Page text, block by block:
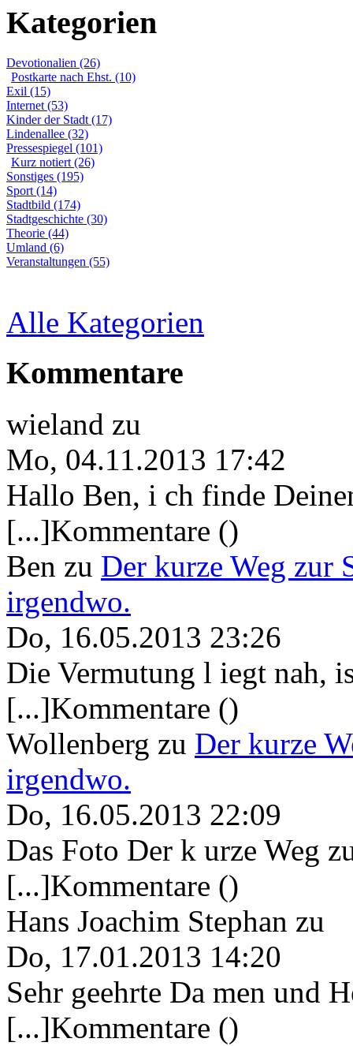
Kategorien
Devotionalien (26)
Postkarte nach Ehst. (10)
Exil (15)
Internet (53)
Kinder der Stadt (17)
Lindenallee (32)
Pressespiegel (101)
Kurz notiert (26)
Sonstiges (195)
Sport (14)
Stadtbild (174)
Stadtgeschichte (30)
Theorie (44)
Umland (6)
Veranstaltungen (55)
Alle Kategorien
Kommentare
wieland zu
Mo, 04.11.2013 17:42
Hallo Ben, i ch finde
[...]Kommentare ()
Ben zu Der kurze Weg zur
irgendwo.
Do, 16.05.2013 23:26
Die Vermutung l iegt nah,
[...]Kommentare ()
Wollenberg zu Der kurze
irgendwo.
Do, 16.05.2013 22:09
Das Foto Der k urze Weg
[...]Kommentare ()
Hans Joachim Stephan zu
Do, 17.01.2013 14:20
Sehr geehrte Da men und
[...]Kommentare ()